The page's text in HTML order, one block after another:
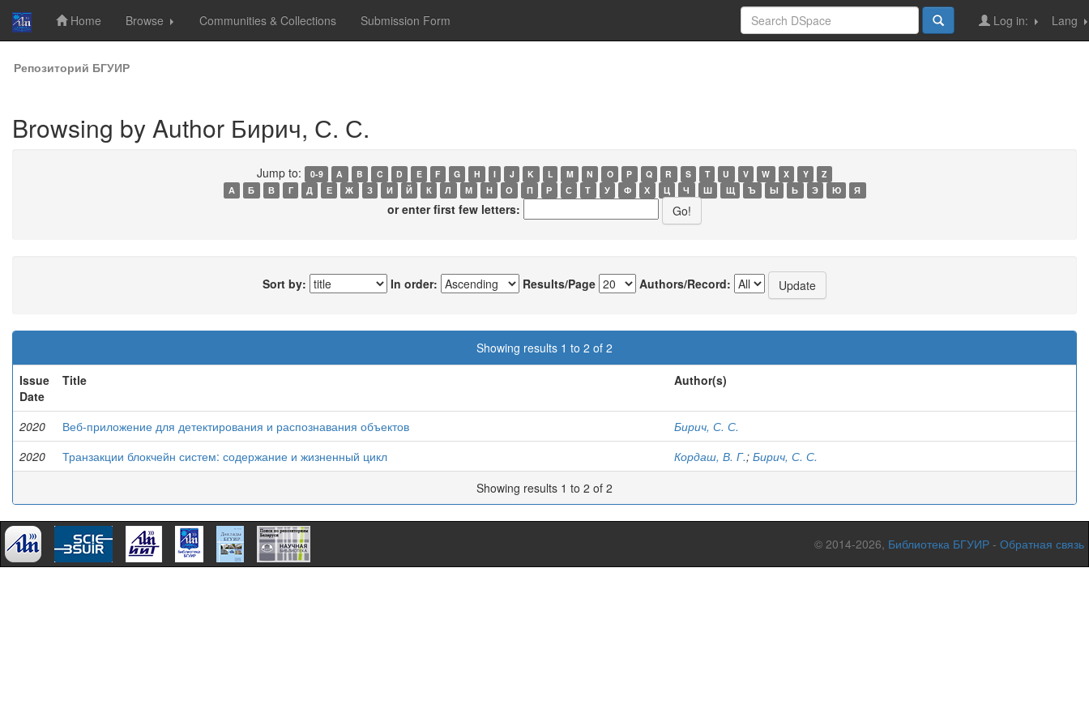
Skip
navigation
Home Browse Communities & Collections Submission Form Lang
Log in:
Репозиторий БГУИР
Browsing by Author Бирич, С. С.
Jump to: 0-9 A B C D E F G H I J K L M N O P Q R S T U V W X Y
Z
А
Б В Г Д Е Ж З И Й К Л М Н О П Р С Т У Ф Х Ц Ч Ш Щ Ъ Ы Ь Э Ю Я
or enter first few letters:
Sort by: In order: Results/Page Authors/Record:
Showing results 1 to 2 of 2
Issue
Date
Title Author(s)
2020 Веб-приложение для детектирования и распознавания объектов
Бирич, С. С.
2020
Транзакции блокчейн систем: содержание и жизненный цикл Кордаш, В. Г.; Бирич, С. С.
Showing results 1 to 2 of 2
© 2014-2026, Библиотека БГУИР - Обратная связь